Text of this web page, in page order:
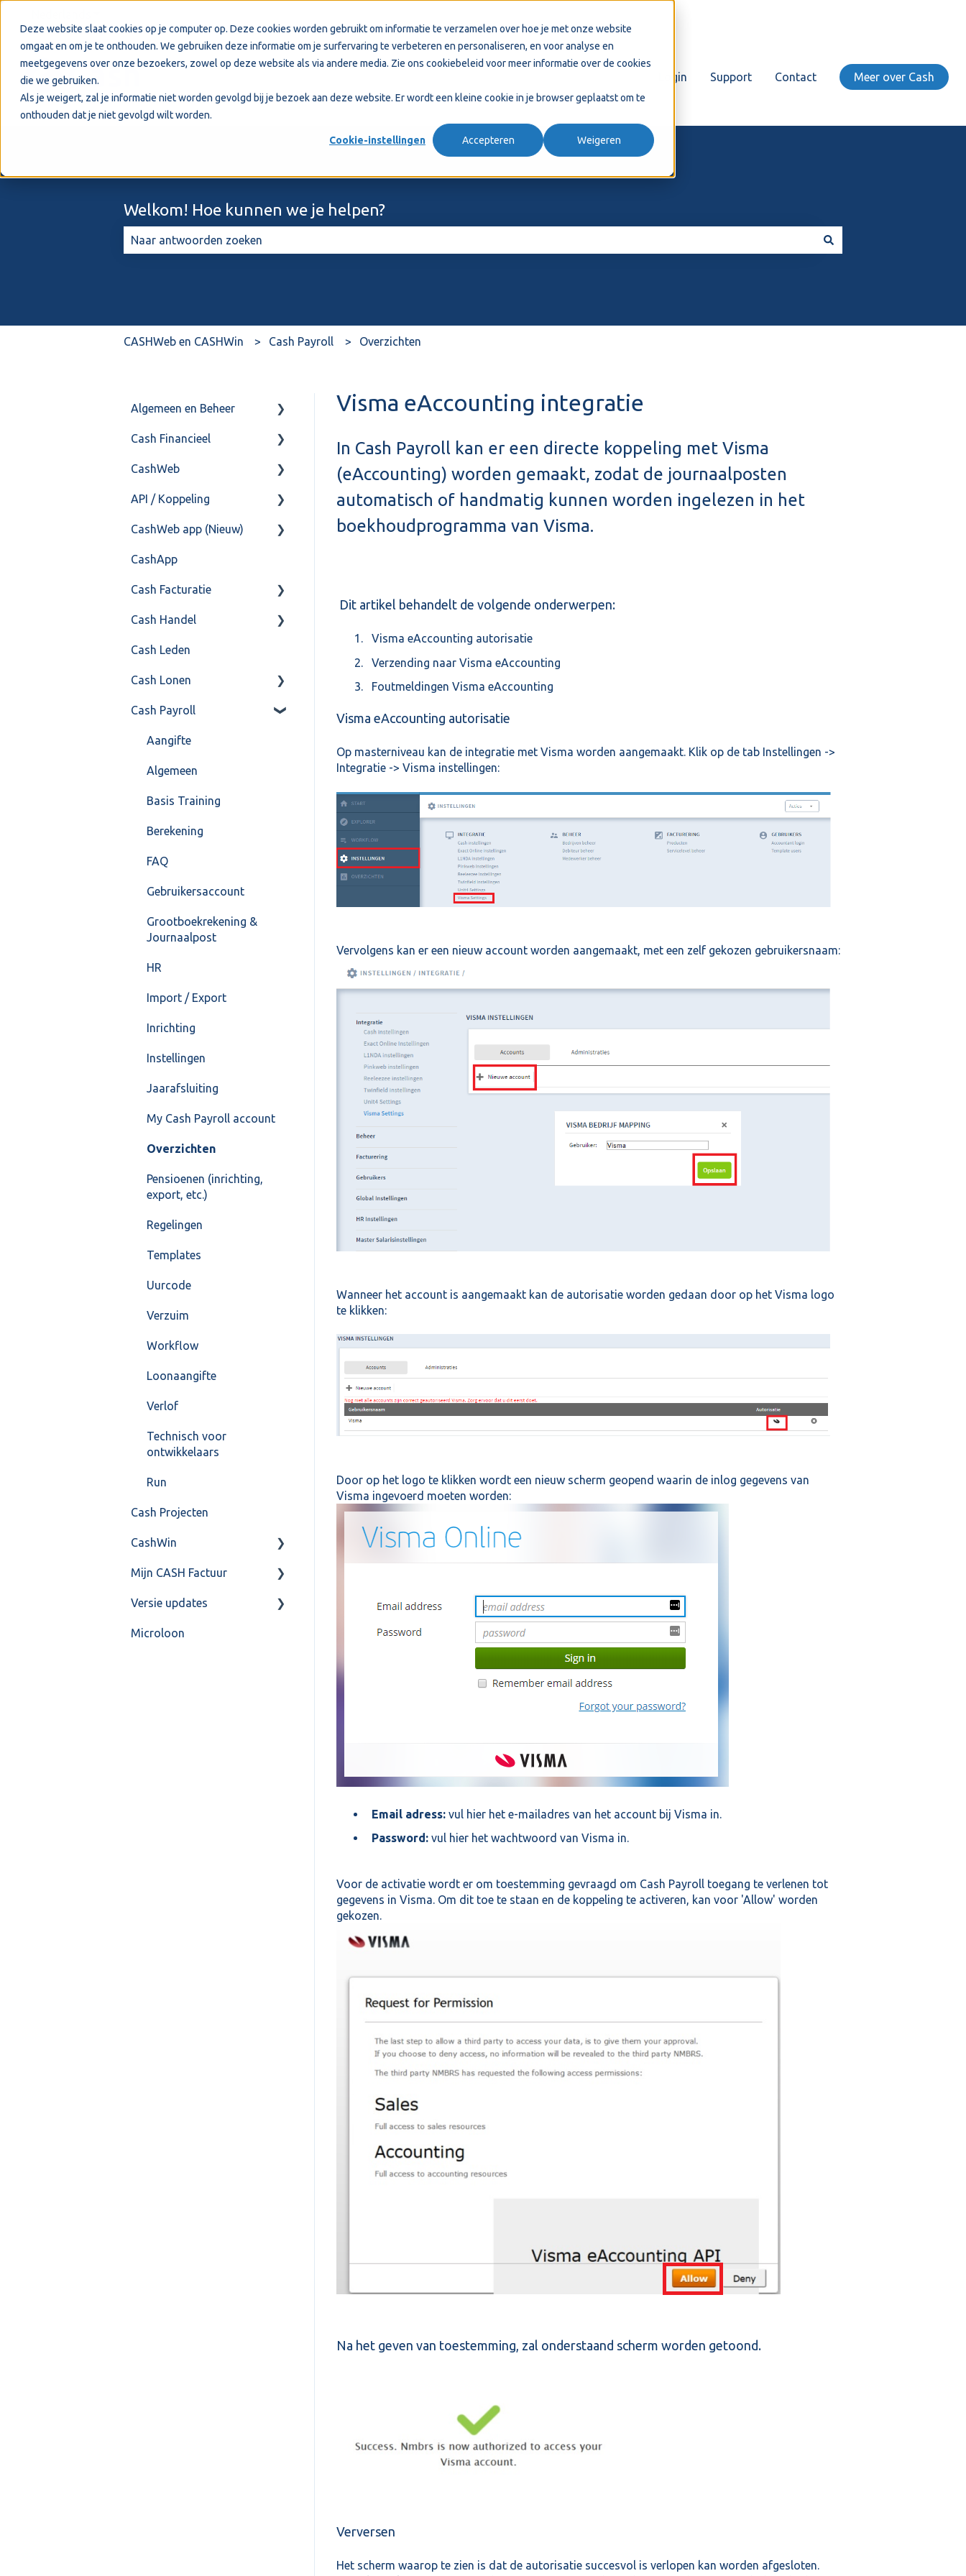
Deze website slaat cookies op je computer op. Deze cookies worden gebruikt om informatie te verzamelen over hoe je met onze website
omgaat en om je te onthouden. We gebruiken deze informatie om je surfervaring te verbeteren en personaliseren, en voor analyse en
meetgegevens over onze bezoekers, zowel op deze website als via andere media. Zie ons cookiebeleid voor meer informatie over de cookies
die we gebruiken.
Als je weigert, zal je informatie niet worden gevolgd bij je bezoek aan deze website. Er wordt een kleine cookie in je browser geplaatst om te
onthouden dat je niet gevolgd wilt worden.
Cookie-instellingen Accepteren Weigeren
Login Support Contact Meer over Cash
Welkom! Hoe kunnen we je helpen?
CASHWeb en CASHWin Cash Payroll Overzichten
Visma eAccounting integratie
In Cash Payroll kan er een directe koppeling met Visma
(eAccounting) worden gemaakt, zodat de journaalposten
automatisch of handmatig kunnen worden ingelezen in het
boekhoudprogramma van Visma.
Dit artikel behandelt de volgende onderwerpen:
Visma eAccounting autorisatie
Verzending naar Visma eAccounting
Foutmeldingen Visma eAccounting
Visma eAccounting autorisatie
Op masterniveau kan de integratie met Visma worden aangemaakt. Klik op de tab Instellingen ->
Integratie -> Visma instellingen:
Vervolgens kan er een nieuw account worden aangemaakt, met een zelf gekozen gebruikersnaam:
Wanneer het account is aangemaakt kan de autorisatie worden gedaan door op het Visma logo
te klikken:
Door op het logo te klikken wordt een nieuw scherm geopend waarin de inlog gegevens van
Visma ingevoerd moeten worden:
Email adress:vul hier het e-mailadres van het account bij Visma in.
Password:vul hier het wachtwoord van Visma in.
Voor de activatie wordt er om toestemming gevraagd om Cash Payroll toegang te verlenen tot
gegevens in Visma. Om dit toe te staan en de koppeling te activeren, kan voor 'Allow' worden
gekozen.
Na het geven van toestemming, zal onderstaand scherm worden getoond.
Verversen
Het scherm waarop te zien is dat de autorisatie succesvol is verlopen kan worden afgesloten.
Algemeen en Beheer
Bank(koppeling)
Import/Export
Postbus
Training & Consultancy
Overig
Cash Financieel
Boekhoud
Fiscaal
Overig
CashWeb
CashHero Layout
Mailen vanuit CASHWeb
Algemeen gebruik
API / Koppeling
Algemeen
Api 3.0 (SOAP API)
API 4.0 (REST API)
CashWeb app (Nieuw)
Veel gestelde vragen
CashApp
Cash Facturatie
Factureren
Instellingen
Algemeen
Formulierlayout
Cash Handel
Inkoop
Verkoop
Voorraad
Overig
VoorraadService &
Cash Leden
Cash Lonen
Algemeen
Inrichting
Jaarafsluiting
Salarisberekening
Overig
FAQ – Beëindiging CASH
Cash Payroll
Loonaangifte
Cash Payroll
Aangifte
Algemeen
Basis Training
Berekening
FAQ
Gebruikersaccount
Grootboekrekening &
Journaalpost
HR
Import / Export
Inrichting
Instellingen
Jaarafsluiting
My Cash Payroll account
Overzichten
Pensioenen (inrichting,
export, etc.)
Regelingen
Templates
Uurcode
Verzuim
Workflow
Loonaangifte
Verlof
Technisch voor
ontwikkelaars
Run
Cash Projecten
CashWin
Overig
Mijn CASH Factuur
Facturatie Loonportal(
Versie updates
CashWeb updates 2025
Microloon